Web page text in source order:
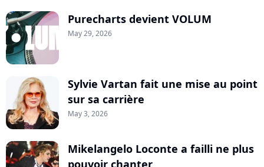
Purecharts devient VOLUM
May 29, 2026
Sylvie Vartan fait une mise au point
sur sa carrière
May 3, 2026
Mikelangelo Loconte a failli ne plus
pouvoir chanter